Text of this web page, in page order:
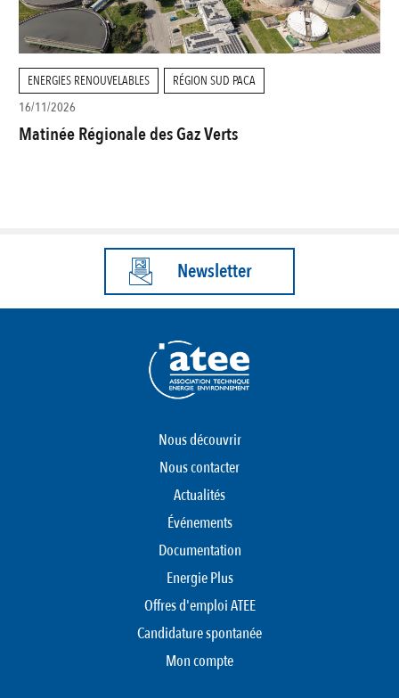
ENERGIES RENOUVELABLES
RÉGION SUD PACA
16/11/2026
Matinée Régionale des Gaz Verts
Newsletter
Nous découvrir
Nous contacter
Actualités
Événements
Documentation
Energie Plus
Offres d'emploi ATEE
Candidature spontanée
Mon compte